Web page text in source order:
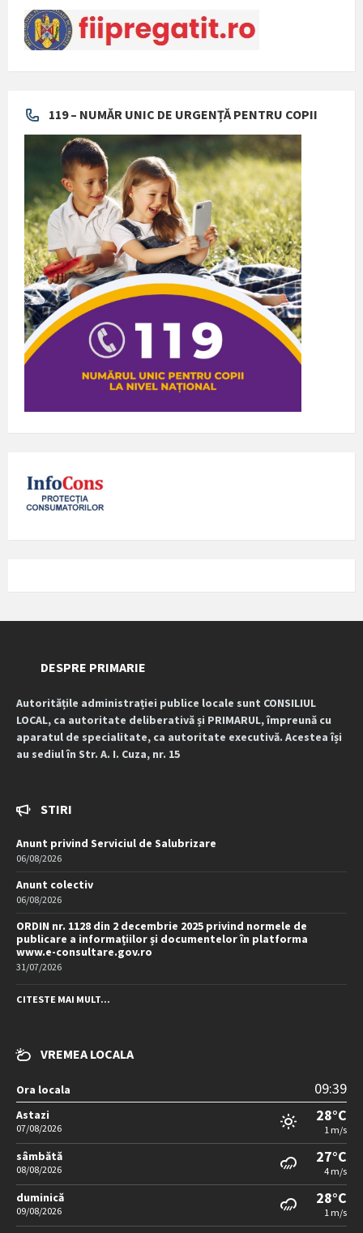
119 – NUMĂR UNIC DE URGENȚĂ PENTRU COPII
DESPRE PRIMARIE
Autoritățile administrației publice locale sunt CONSILIUL
LOCAL, ca autoritate deliberativă și PRIMARUL, împreună cu
aparatul de specialitate, ca autoritate executivă. Acestea își
au sediul în Str. A. I. Cuza, nr. 15
STIRI
Anunt privind Serviciul de Salubrizare
06/08/2026
Anunt colectiv
06/08/2026
ORDIN nr. 1128 din 2 decembrie 2025 privind normele de
publicare a informațiilor și documentelor în platforma
www.e-consultare.gov.ro
31/07/2026
CITESTE MAI MULT...
VREMEA LOCALA
Ora locala 09:39
Astazi
07/08/2026
28°C
1 m/s
sâmbătă
08/08/2026
27°C
4 m/s
duminică
09/08/2026
28°C
1 m/s